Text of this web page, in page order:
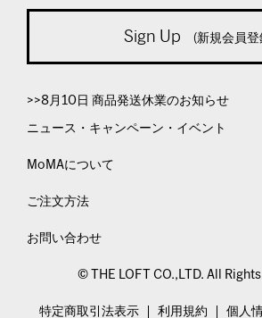
Sign Up (新規会員登
>>8月10日 商品発送休業のお知らせ
ニュース・キャンペーン・イベント
MoMAについて
ご注文方法
お問い合わせ
© THE LOFT CO.,LTD. All
特定商取引法表示 利用規約 個人